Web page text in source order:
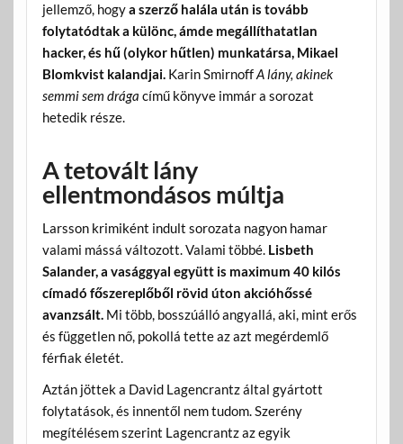
jellemző, hogya szerző halála után is tovább
folytatódtak a különc, ámde megállíthatatlan
hacker, és hű (olykor hűtlen) munkatársa, Mikael
Blomkvist kalandjai. Karin SmirnoffA lány, akinek
semmi sem drága című könyve immár a sorozat
hetedik része.
A tetovált lány
ellentmondásos múltja
Larsson krimiként indult sorozata nagyon hamar
valami mássá változott. Valami többé. Lisbeth
Salander, a vasággyal együtt is maximum 40 kilós
címadó főszereplőből rövid úton akcióhőssé
avanzsált. Mi több, bosszúálló angyallá, aki, mint erős
és független nő, pokollá tette az azt megérdemlő
férfiak életét.
Aztán jöttek a David Lagencrantz által gyártott
folytatások, és innentől nem tudom. Szerény
megítélésem szerint Lagencrantz az egyik